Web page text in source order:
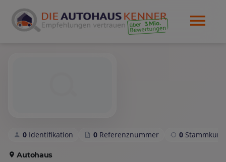
0 Identifikation 0 Referenznummer 0
Autohaus